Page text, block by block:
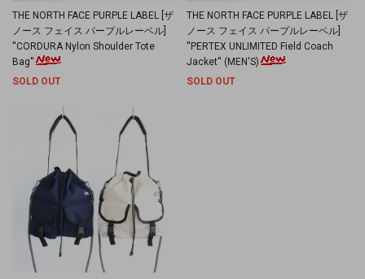
THE NORTH FACE PURPLE LABEL [ザ
ノース フェイス パープルレーベル]
''CORDURA Nylon Shoulder Tote
Bag''
SOLD OUT
THE NORTH FACE PURPLE LABEL [ザ
ノース フェイス パープルレーベル]
''PERTEX UNLIMITED Field Coach
Jacket'' (MEN'S)
SOLD OUT